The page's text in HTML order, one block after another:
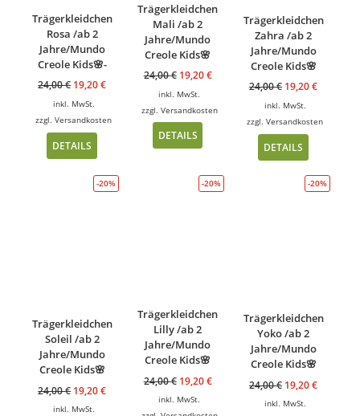
Trägerkleidchen
Rosa /ab 2
Jahre/Mundo
Creole Kids🌸-
24,00€ 19,20€
inkl. MwSt.
zzgl.Versandkosten
DETAILS
Trägerkleidchen
Mali /ab 2
Jahre/Mundo
Creole Kids🌸
24,00€ 19,20€
inkl. MwSt.
zzgl. Versandkosten
DETAILS
Trägerkleidchen
Zahra /ab 2
Jahre/Mundo
Creole Kids🌸
24,00€ 19,20€
inkl. MwSt.
zzgl.Versandkosten
DETAILS
-20%
Trägerkleidchen
Soleil /ab 2
Jahre/Mundo
Creole Kids🌸
24,00€ 19,20€
inkl. MwSt.
-20%
Trägerkleidchen
Lilly /ab 2
Jahre/Mundo
Creole Kids🌸
24,00€ 19,20€
inkl. MwSt.
-20%
Trägerkleidchen
Yoko /ab 2
Jahre/Mundo
Creole Kids🌸
24,00€ 19,20€
inkl. MwSt.